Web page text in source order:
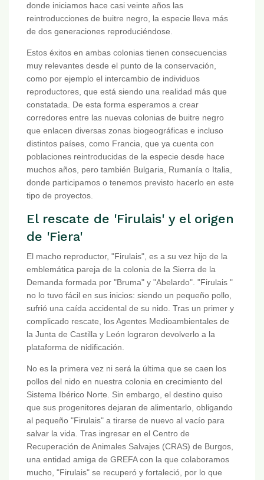
donde iniciamos hace casi veinte años las
reintroducciones de buitre negro, la especie lleva más
de dos generaciones reproduciéndose.
Estos éxitos en ambas colonias tienen consecuencias
muy relevantes desde el punto de la conservación,
como por ejemplo el intercambio de individuos
reproductores, que está siendo una realidad más que
constatada. De esta forma esperamos a crear
corredores entre las nuevas colonias de buitre negro
que enlacen diversas zonas biogeográficas e incluso
distintos países, como Francia, que ya cuenta con
poblaciones reintroducidas de la especie desde hace
muchos años, pero también Bulgaria, Rumanía o Italia,
donde participamos o tenemos previsto hacerlo en este
tipo de proyectos.
El rescate de 'Firulais' y el origen
de 'Fiera'
El macho reproductor, "Firulais", es a su vez hijo de la
emblemática pareja de la colonia de la Sierra de la
Demanda formada por "Bruma" y "Abelardo". "Firulais "
no lo tuvo fácil en sus inicios: siendo un pequeño pollo,
sufrió una caída accidental de su nido. Tras un primer y
complicado rescate, los Agentes Medioambientales de
la Junta de Castilla y León lograron devolverlo a la
plataforma de nidificación.
No es la primera vez ni será la última que se caen los
pollos del nido en nuestra colonia en crecimiento del
Sistema Ibérico Norte. Sin embargo, el destino quiso
que sus progenitores dejaran de alimentarlo, obligando
al pequeño "Firulais" a tirarse de nuevo al vacío para
salvar la vida. Tras ingresar en el Centro de
Recuperación de Animales Salvajes (CRAS) de Burgos,
una entidad amiga de GREFA con la que colaboramos
mucho, "Firulais" se recuperó y fortaleció, por lo que